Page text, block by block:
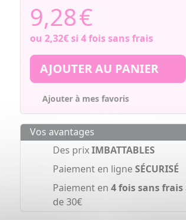
9,28€
ou 2,32€si 4 fois sans frais
AJOUTER AU PANIER
Ajouter à mes favoris
Vos avantages
Des prixIMBATTABLES
Paiement en ligneSÉCURISÉ
Paiement en 4 fois sans frais
de 30€